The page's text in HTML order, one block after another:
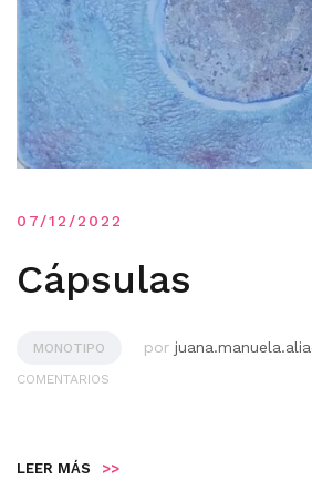
07/12/2022
Cápsulas
MONOTIPO por
COMENTARIOS
LEER MÁS >>